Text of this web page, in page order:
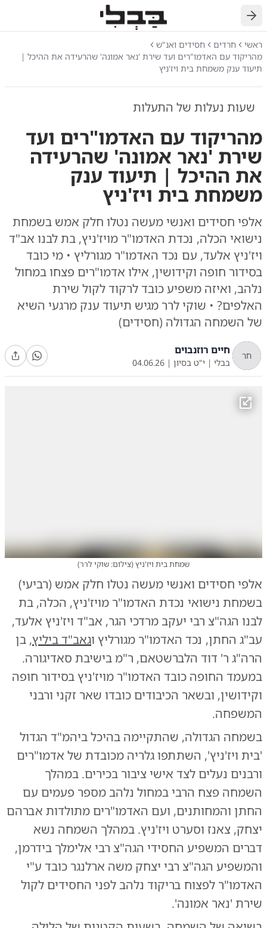
חזרה
ראשי חרדים
חסידים ואנ"ש
מהריקוד עם האדמו"רים ועד שירת 'נאר אמונה' שהרעידה את ההיכל |
תיעוד ענק משמחת בית ויז'ניץ
שעות נעלות של התעלות
מהריקוד עם האדמו"רים ועד
שירת 'נאר אמונה' שהרעידה
את ההיכל | תיעוד ענק
משמחת בית ויז'ניץ
אלפי חסידים ואנשי מעשה נטלו חלק אמש בשמחת
נישואי הכלה, נכדת האדמו"ר מויז'ניץ, בת לבנו אב"ד
ויז'ניץ אלעד, עם נכד האדמו"ר מגורליץ • מי כובד
בסידור חופה וקידושין, אילו אדמו"רים פצחו במחול
נלהב, ואיזה משפיע כובד לרקוד לקול שירת
האלפים? • שוקי לרר מגיש תיעוד ענק מרגעי השיא
של השמחה הגדולה (חסידים)
חר חיים רוזנבוים
בבלי | י"ט בסיון |
04.06.26
שמחת בית ויז'ניץ(צילום: שוקי לרר)
אלפי חסידים ואנשי מעשה נטלו חלק אמש (רביעי)
בשמחת נישואי נכדת האדמו"ר מויז'ניץ, הכלה, בת
לבנו הגה"צ רבי יעקב מרדכי הגר, אב"ד ויז'ניץ אלעד,
עב"ג החתן, נכד האדמו"ר מגורליץ וגאב"ד ביליץ, בן
הרה"ג ר' דוד הלברשטאם, ר"מ בישיבת סאדיגורה.
במעמד החופה כובד האדמו"ר מויז'ניץ בסידור חופה
וקידושין, ובשאר הכיבודים כובדו שאר זקני ורבני
המשפחה.
בשמחה הגדולה, שהתקיימה בהיכל ביהמ"ד הגדול
'בית ויז'ניץ', השתתפו גלריה מכובדת של אדמו"רים
ורבנים נעלים לצד אישי ציבור בכירים. במהלך
השמחה פצח הרבי במחול נלהב מספר פעמים עם
החתן והמחותנים, ועם האדמו"רים מתולדות אברהם
יצחק, צאנז וסערט ויז'ניץ. במהלך השמחה נשא
דברים המשפיע החסידי הגה"צ רבי אלימלך בידרמן,
והמשפיע הגה"צ רבי יצחק משה ארלנגר כובד ע"י
האדמו"ר לפצוח בריקוד נלהב לפני החסידים לקול
שירת 'נאר אמונה'.